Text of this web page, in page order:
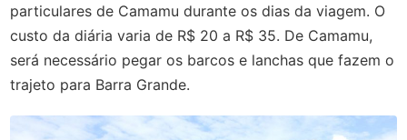
particulares de Camamu durante os dias da viagem. O
custo da diária varia de R$ 20 a R$ 35. De Camamu,
será necessário pegar os barcos e lanchas que fazem o
trajeto para Barra Grande.